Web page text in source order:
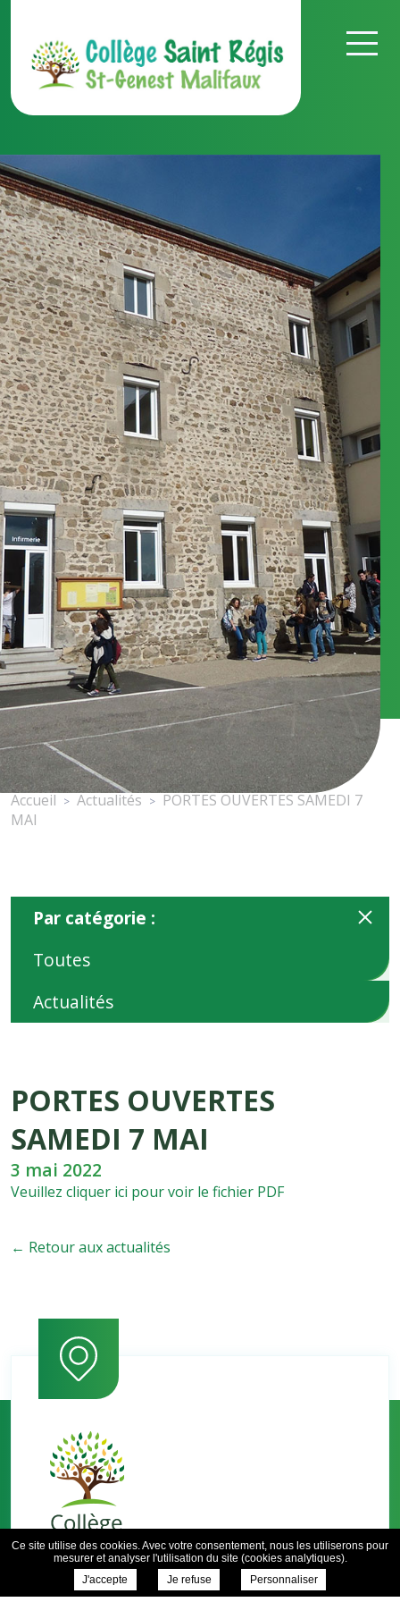
Accueil > Actualités > PORTES OUVERTES SAMEDI 7
MAI
Par catégorie :
Toutes
Actualités
PORTES OUVERTES
SAMEDI 7 MAI
3 mai 2022
Veuillez cliquer ici pour voir le fichier PDF
← Retour aux actualités
Ce site utilise des cookies. Avec votre consentement, nous les utiliserons pour
mesurer et analyser l'utilisation du site (cookies analytiques).
J'accepte
Je refuse Personnaliser